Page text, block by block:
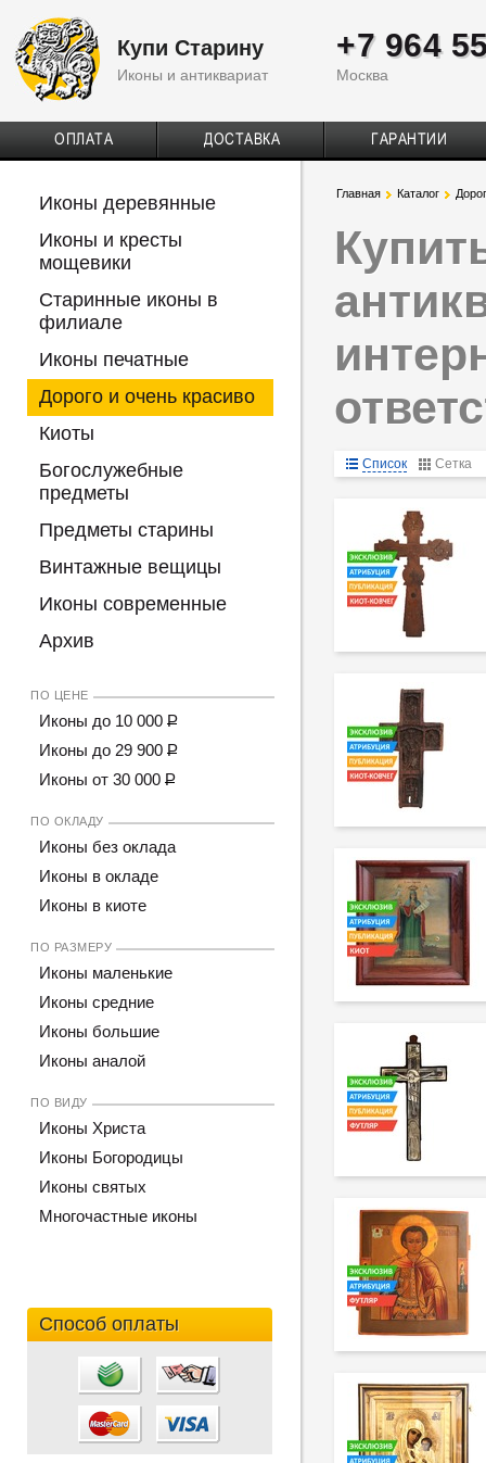
Купи Старину
Иконы и антиквариат
+7 964
Москва
ОПЛАТА ДОСТАВКА ГАРАНТИИ
Иконы деревянные
Иконы и кресты
мощевики
Старинные иконы в
филиале
Иконы печатные
Дорого и очень красиво
Киоты
Богослужебные
предметы
Предметы старины
Винтажные вещицы
Иконы современные
Архив
ПО ЦЕНЕ
Иконы до 10 000 Р
Иконы до 29 900 Р
Иконы от 30 000 Р
ПО ОКЛАДУ
Иконы без оклада
Иконы в окладе
Иконы в киоте
ПО РАЗМЕРУ
Иконы маленькие
Иконы средние
Иконы большие
Иконы аналой
ПО ВИДУ
Иконы Христа
Иконы Богородицы
Иконы святых
Многочастные иконы
Способ оплаты
Главная Каталог
Список Сетка